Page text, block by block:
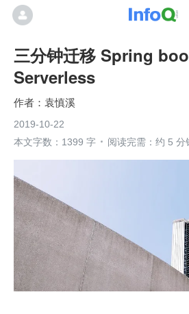
三分钟迁移 Spring
Serverless
袁慎溪
2019-10-22
本文字数：1399 字
阅读完需：约 5 分